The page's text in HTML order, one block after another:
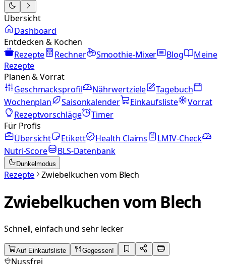
Übersicht
Dashboard
Entdecken & Kochen
Rezepte
Rechner Smoothie-Mixer Blog
Meine
Rezepte
Planen & Vorrat
Geschmacksprofil
Nährwertziele
Tagebuch
Wochenplan
Saisonkalender Einkaufsliste
Vorrat
Rezeptvorschläge
Timer
Für Profis
Übersicht
Etikett Health Claims
LMIV-Check
Nutri-Score
BLS-Datenbank
Dunkelmodus
Rezepte Zwiebelkuchen vom Blech
Zwiebelkuchen vom Blech
Schnell, einfach und sehr lecker
Auf Einkaufsliste Gegessen!
Nussfrei